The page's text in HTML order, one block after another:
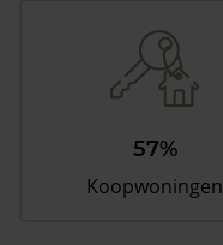
57%
Koopwoningen